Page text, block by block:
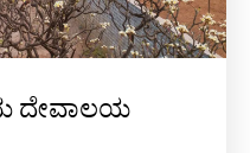
ದೇವಾಲಯ